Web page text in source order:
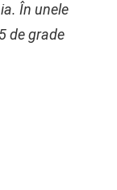
În unele
de grade